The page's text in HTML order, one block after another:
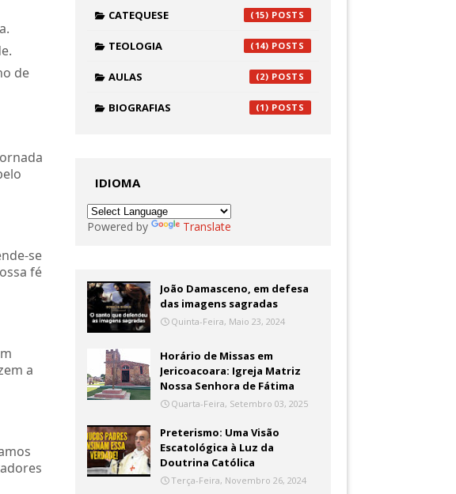
de
se
fé
a
CATEQUESE (15)
TEOLOGIA (14)
AULAS (2)
BIOGRAFIAS (1)
IDIOMA
Powered by Translate
João Damasceno, em defesa
das imagens sagradas
Quinta-Feira, Maio 23, 2024
Horário de Missas em
Jericoacoara: Igreja Matriz
Nossa Senhora de Fátima
Quarta-Feira, Setembro 03, 2025
Preterismo: Uma Visão
Escatológica à Luz da
Doutrina Católica
Terça-Feira, Novembro 26, 2024